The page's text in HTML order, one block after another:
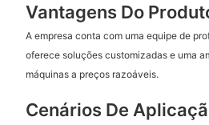
Vantagens Do
A empresa conta com uma equipe de
oferece soluções customizadas e uma
máquinas a preços razoáveis.
Cenários De